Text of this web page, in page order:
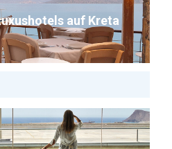
auf Kreta